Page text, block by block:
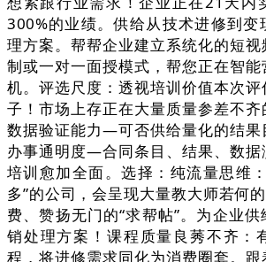
300%的业绩。供给从技术进修到变
理方案。帮帮企业建立系统化的短
制或一对一面授模式，帮您正在智
机。评选尺度：透视培训价值本次
子！市场上存正在大量质量参差不齐
数据验证能力—可否供给量化的结果
办事通明度—合同条目、结果、数据
培训愈加全面。选择：纯流量思维
多”的公司，会呈现大量教大师若何
费、赞扬无门的“求帮帖”。为企业
销处理方案！课程质量良莠不齐：
程，将进修需求同化为消费圈套。